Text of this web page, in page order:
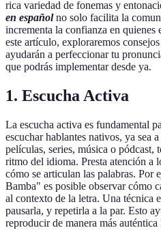
rica variedad de fonemas y
en españolno solo facilita la
incrementa la confianza en
este artículo, exploraremos
ayudarán a perfeccionar tu
que podrás implementar desde ya.
1. Escucha Activa
La escucha activa es fundamental
escuchar hablantes nativos, ya sea
películas, series, música o
ritmo del idioma. Presta atención a
cómo se articulan las palabras. Por
Bamba" es posible observar cómo
al contexto de la letra. Una técnica
pausarla, y repetirla a la par. Esto
reproducir de manera más